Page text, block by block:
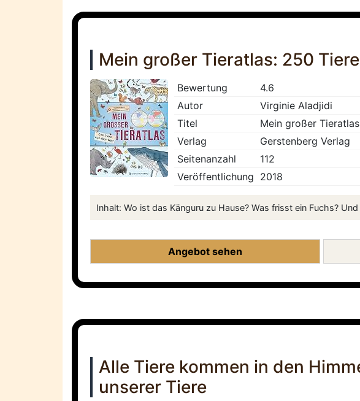
Mein großer Tieratlas: 250
Bewertung
4.6
Autor
Virginie Aladjidi
Titel
Mein großer
Verlag
Gerstenberg Verlag
Seitenanzahl
112
Veröffentlichung 2018
Inhalt: Wo ist das Känguru zu Hause? Was frisst ein Fuchs?
Angebot sehen
Alle Tiere kommen in den
unserer Tiere